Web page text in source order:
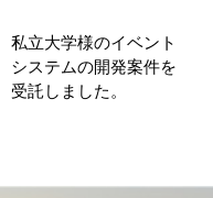
私立大学様のイベント
システムの開発案件を
受託しました。